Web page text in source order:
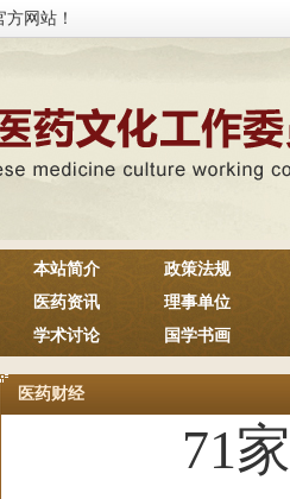
网站！
本站简介
政策法规
医药资讯
理事单位
学术讨论 国学书画
医药财经
71